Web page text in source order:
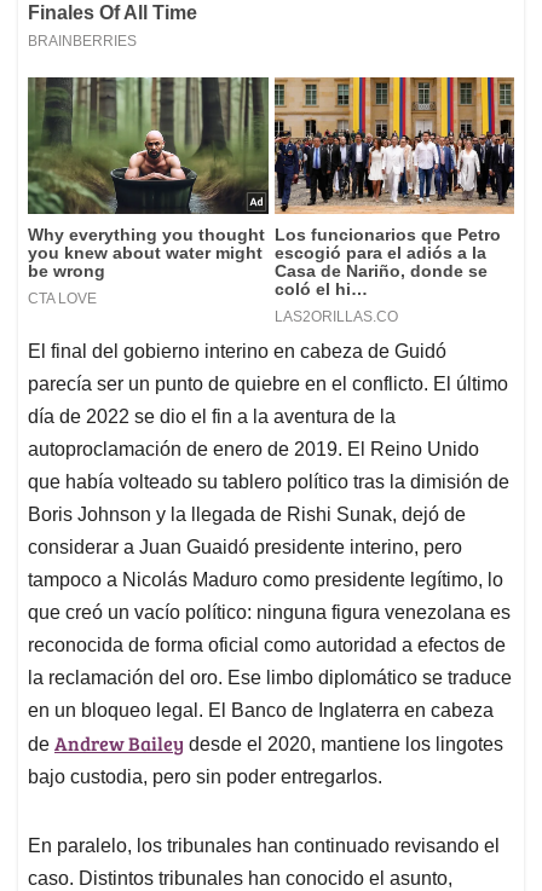
El final del gobierno interino en cabeza de Guidó
parecía ser un punto de quiebre en el conflicto. El último
día de 2022 se dio el fin a la aventura de la
autoproclamación de enero de 2019. El Reino Unido
que había volteado su tablero político tras la dimisión de
Boris Johnson y la llegada de Rishi Sunak, dejó de
considerar a Juan Guaidó presidente interino, pero
tampoco a Nicolás Maduro como presidente legítimo, lo
que creó un vacío político: ninguna figura venezolana es
reconocida de forma oficial como autoridad a efectos de
la reclamación del oro. Ese limbo diplomático se traduce
en un bloqueo legal. El Banco de Inglaterra en cabeza
de Andrew Bailey desde el 2020, mantiene los lingotes
bajo custodia, pero sin poder entregarlos.
En paralelo, los tribunales han continuado revisando el
caso. Distintos tribunales han conocido el asunto,